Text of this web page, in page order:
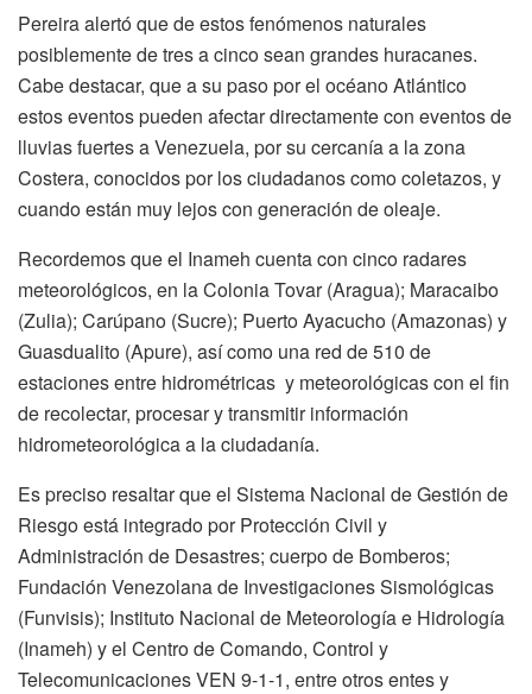
Pereira alertó que de estos fenómenos naturales
posiblemente de tres a cinco sean grandes huracanes.
Cabe destacar, que a su paso por el océano Atlántico
estos eventos pueden afectar directamente con eventos de
lluvias fuertes a Venezuela, por su cercanía a la zona
Costera, conocidos por los ciudadanos como coletazos, y
cuando están muy lejos con generación de oleaje.
Recordemos que el Inameh cuenta con cinco radares
meteorológicos, en la Colonia Tovar (Aragua); Maracaibo
(Zulia); Carúpano (Sucre); Puerto Ayacucho (Amazonas) y
Guasdualito (Apure), así como una red de 510 de
estaciones entre hidrométricas y meteorológicas con el fin
de recolectar, procesar y transmitir información
hidrometeorológica a la ciudadanía.
Es preciso resaltar que el Sistema Nacional de Gestión de
Riesgo está integrado por Protección Civil y
Administración de Desastres; cuerpo de Bomberos;
Fundación Venezolana de Investigaciones Sismológicas
(Funvisis); Instituto Nacional de Meteorología e Hidrología
(Inameh) y el Centro de Comando, Control y
Telecomunicaciones VEN 9-1-1, entre otros entes y